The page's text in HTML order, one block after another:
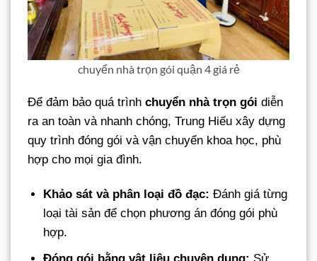
chuyển nhà trọn gói quận 4 giá rẻ
Để đảm bảo quá trình chuyển nhà trọn gói diễn
ra an toàn và nhanh chóng, Trung Hiếu xây dựng
quy trình đóng gói và vận chuyển khoa học, phù
hợp cho mọi gia đình.
Khảo sát và phân loại đồ đạc: Đánh giá từng
loại tài sản để chọn phương án đóng gói phù
hợp.